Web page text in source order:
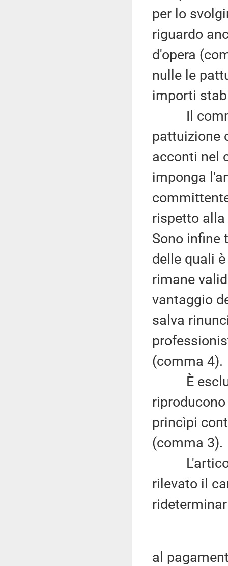
per lo
riguardo
d'opera
nulle le
importi
Il comma
pattuizione
acconti nel
imponga
rispetto
Sono infine
delle quali
rimane
vantaggio
salva
(comma 4).
È
princìpi
(comma 3).
L'articolo
rilevato il
al